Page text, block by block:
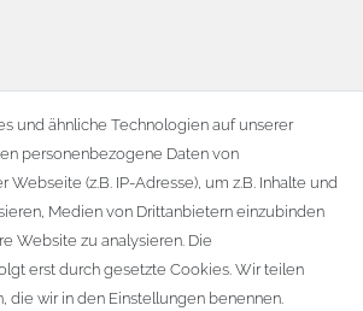
und ähnliche Technologien auf unserer
personenbezogene Daten von
Webseite (z.B. IP-Adresse), um z.B. Inhalte und
Medien von Drittanbietern einzubinden
Website zu analysieren. Die
erst durch gesetzte Cookies. Wir teilen
die wir in den Einstellungen benennen.